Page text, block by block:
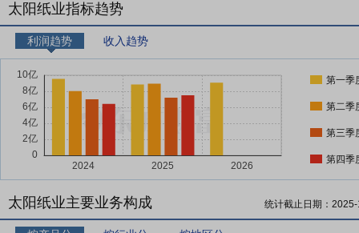
太阳纸业指标趋势
利润趋势 收入趋势
第一季
第二季
第三季
第四季
太阳纸业主要业务构成 统计截止日期：